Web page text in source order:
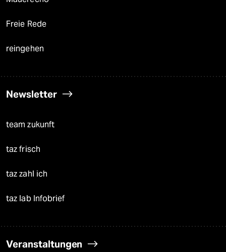
Freie Rede
reingehen
Newsletter
team zukunft
taz frisch
taz zahl ich
taz lab Infobrief
Veranstaltungen